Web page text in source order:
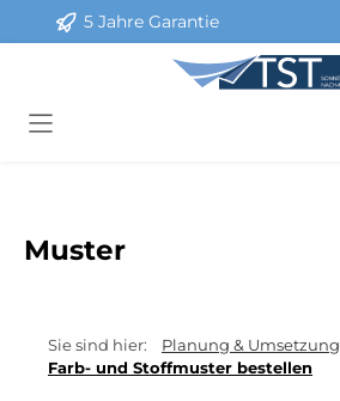
Zum Hauptinhalt springen
5 Jahre Garantie
Muster
Sie sind hier:
Planung & Umsetzung
Farb- und Stoffmuster bestellen